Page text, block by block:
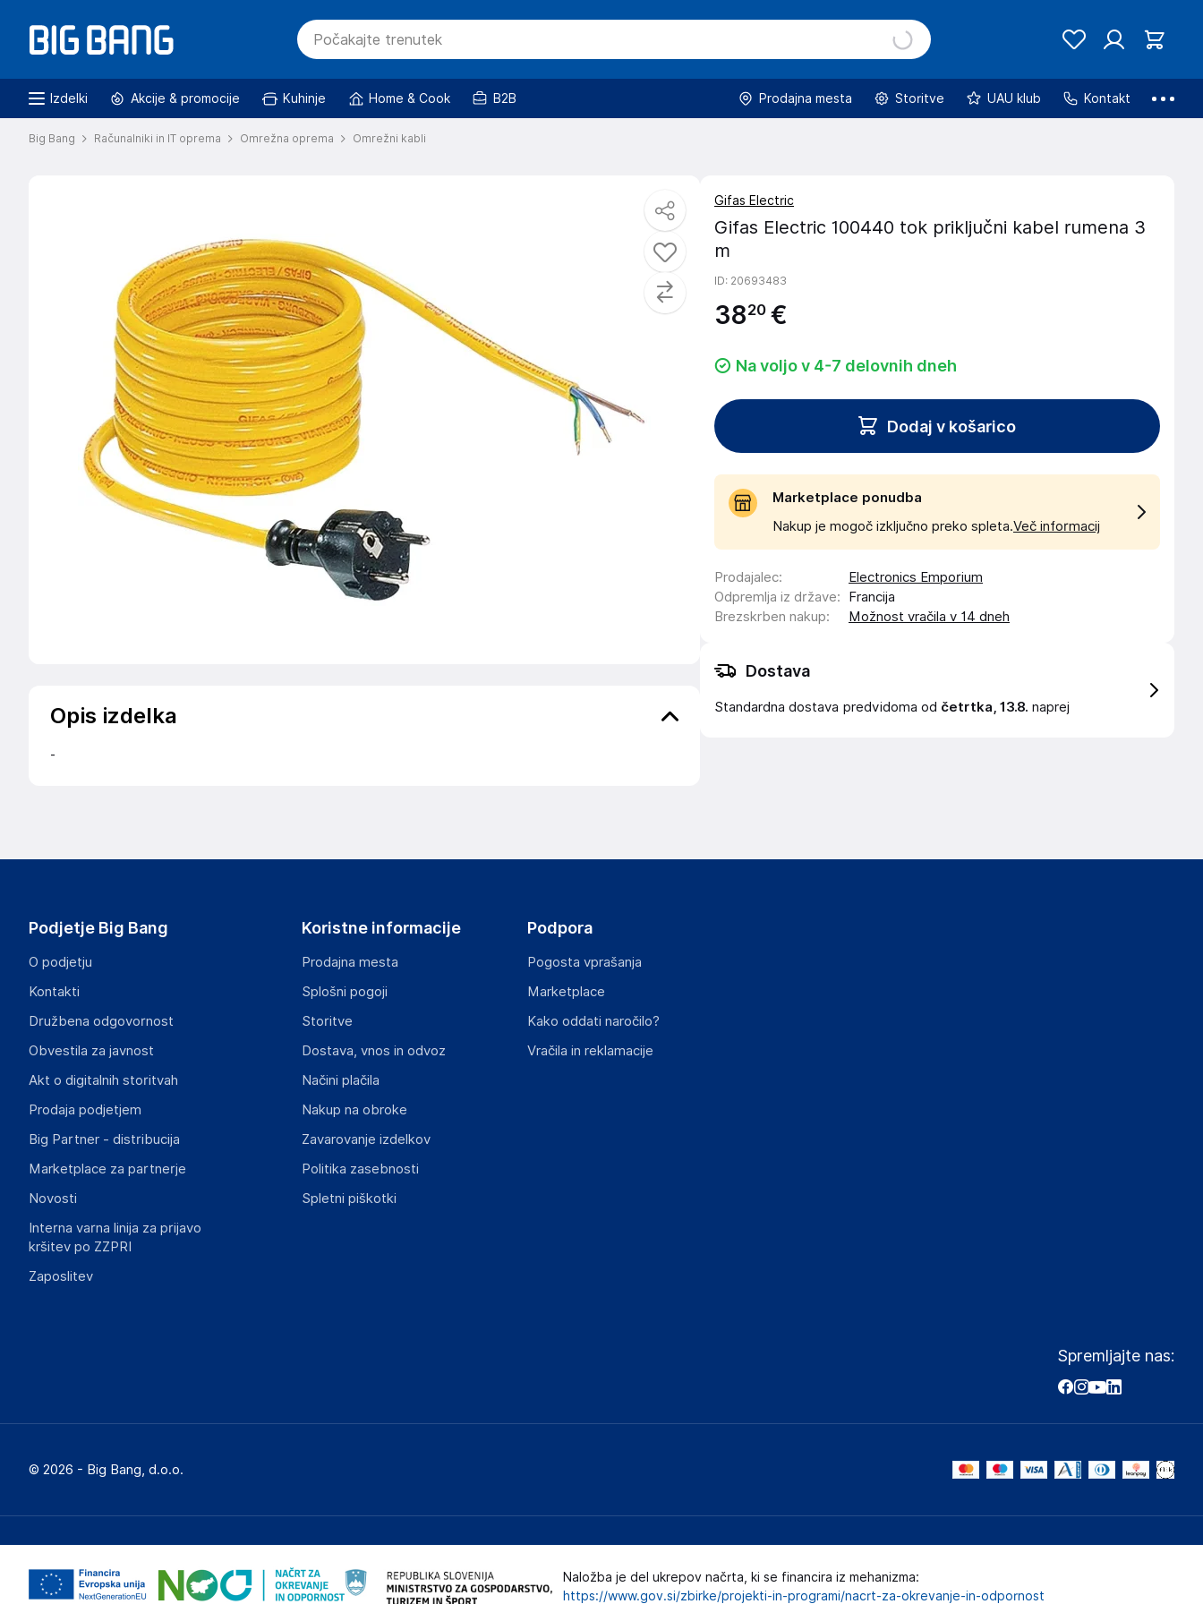
Izdelki Akcije & promocije Kuhinje Home & Cook B2B Prodajna mesta Storitve UAU klub Kontakt
Big Bang Računalniki in IT oprema Omrežna oprema Omrežni kabli
Opis izdelka
-
Gifas Electric
Gifas Electric 100440 tok priključni kabel rumena 3
m
ID: 20693483
3820 €
Na voljo v 4-7 delovnih dneh
Dodaj v košarico
Marketplace ponudba
Nakup je mogoč izključno preko spleta.Več informacij
Prodajalec:
Electronics Emporium
Odpremlja iz države:
Francija
Brezskrben nakup: Možnost vračila v 14 dneh
Dostava
Standardna dostava predvidoma od četrtka, 13.8. naprej
Podjetje Big Bang
O podjetju
Kontakti
Družbena odgovornost
Obvestila za javnost
Akt o digitalnih storitvah
Prodaja podjetjem
Big Partner - distribucija
Marketplace za partnerje
Novosti
Interna varna linija za prijavo
kršitev po ZZPRI
Zaposlitev
Koristne informacije
Prodajna mesta
Splošni pogoji
Storitve
Dostava, vnos in odvoz
Načini plačila
Nakup na obroke
Zavarovanje izdelkov
Politika zasebnosti
Spletni piškotki
Podpora
Pogosta vprašanja
Marketplace
Kako oddati naročilo?
Vračila in reklamacije
Spremljajte nas:
© 2026 - Big Bang, d.o.o.
Naložba je del ukrepov načrta, ki se financira iz mehanizma:
https://www.gov.si/zbirke/projekti-in-programi/nacrt-za-okrevanje-in-odpornost